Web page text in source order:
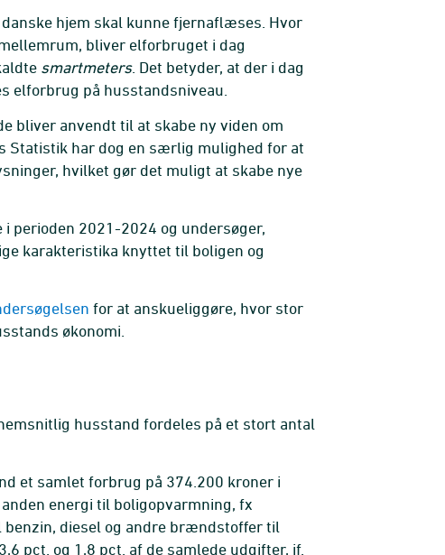
hjem skal kunne fjernaflæses. Hvor
bliver elforbruget i dag
smartmeters. Det betyder, at der i dag
elforbrug på husstandsniveau.
bliver anvendt til at skabe ny viden om
Statistik har dog en særlig mulighed for at
hvilket gør det muligt at skabe nye
perioden 2021-2024 og undersøger,
karakteristika knyttet til boligen og
for at anskueliggøre, hvor stor
økonomi.
husstand fordeles på et stort antal
et samlet forbrug på 374.200 kroner i
energi til boligopvarmning, fx
diesel og andre brændstoffer til
pct. og 1,8 pct. af de samlede udgifter, jf.